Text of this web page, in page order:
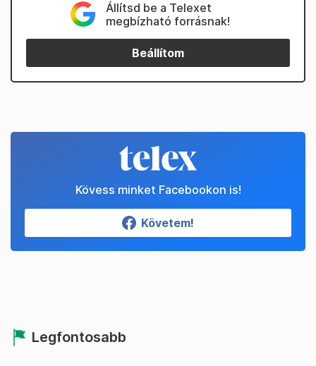
Állítsd be a Telexet
megbízható forrásnak!
Beállítom
Kövess minket Facebookon is!
Követem!
Legfontosabb